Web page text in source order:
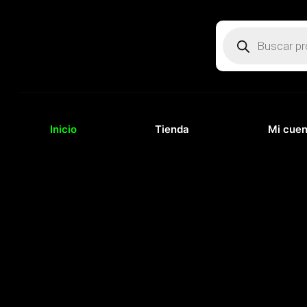
Búsqueda
productos
Inicio Tienda Mi